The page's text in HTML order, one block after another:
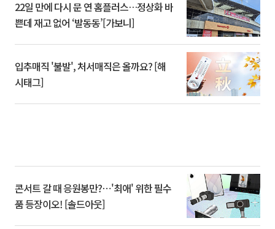
22일 만에 다시 문 연 홈플러스…정상화 바
쁜데 재고 없어 ‘발동동’[가보니]
입추매직 '불발', 처서매직은 올까요? [해
시태그]
콘서트 갈 때 응원봉만?⋯'최애' 위한 필수
품 등장이오! [솔드아웃]